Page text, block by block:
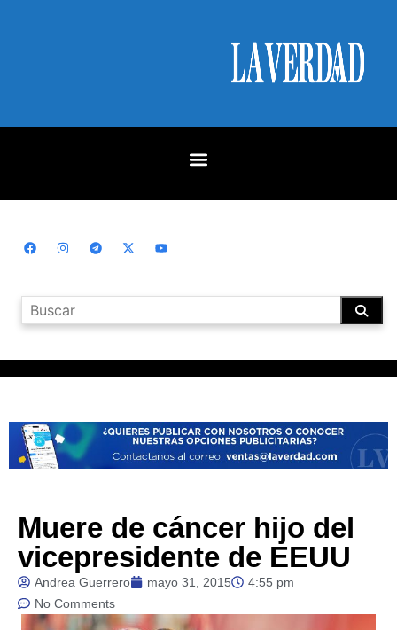
Muere de cáncer hijo del
vicepresidente de EEUU
Andrea Guerrero mayo 31, 2015
4:55 pm
No Comments